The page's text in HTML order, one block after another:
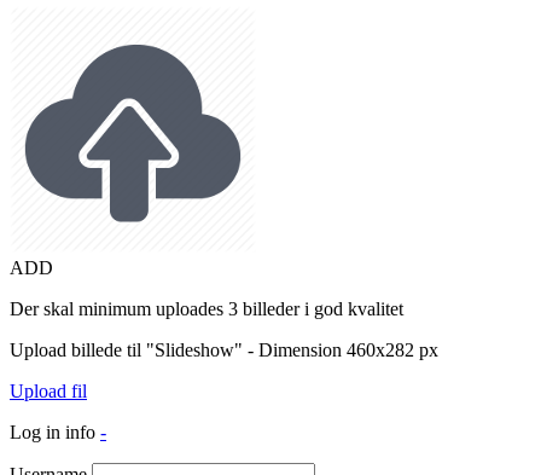
ADD
Der skal minimum uploades 3 billeder i god kvalitet
Upload billede til "Slideshow" - Dimension 460x282 px
Upload fil
Log in info -